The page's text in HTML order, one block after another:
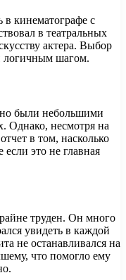
в кинематографе с
в театральных
актера. Выбор
логичным шагом.
были небольшими
Однако, несмотря на
в том, насколько
это не главная
труден. Он много
увидеть в каждой
не останавливался на
что помогло ему